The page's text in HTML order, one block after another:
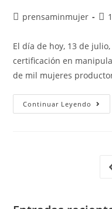
prensaminmujer
El día de hoy, 13 de
certificación en
de mil mujeres
Continuar Leyendo